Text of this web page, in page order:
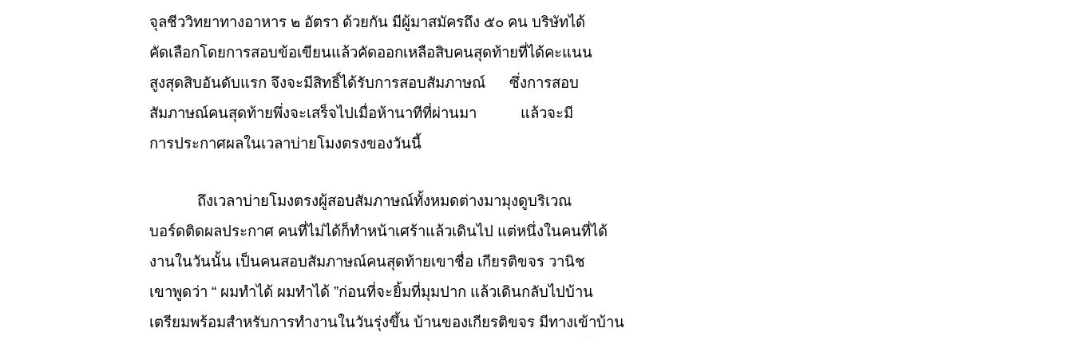
จุลชีววิทยาทางอาหาร ๒ อัตรา ด้วยกัน มีผู้มาสมัครถึง ๕๐ คน บริษัทได้
คัดเลือกโดยการสอบข้อเขียนแล้วคัดออกเหลือสิบคนสุดท้ายที่ได้คะแนน
สูงสุดสิบอันดับแรก จึงจะมีสิทธิ์ได้รับการสอบสัมภาษณ์ ซึ่งการสอบ
สัมภาษณ์คนสุดท้ายพึ่งจะเสร็จไปเมื่อห้านาทีที่ผ่านมา แล้วจะมี
การประกาศผลในเวลาบ่ายโมงตรงของวันนี้
ถึงเวลาบ่ายโมงตรงผู้สอบสัมภาษณ์ทั้งหมดต่างมามุงดูบริเวณ
บอร์ดติดผลประกาศ คนที่ไม่ได้ก็ทำหน้าเศร้าแล้วเดินไป แต่หนึ่งในคนที่ได้
งานในวันนั้น เป็นคนสอบสัมภาษณ์คนสุดท้ายเขาชื่อ เกียรติขจร วานิช
เขาพูดว่า “ ผมทำได้ ผมทำได้ ”ก่อนที่จะยิ้มที่มุมปาก แล้วเดินกลับไปบ้าน
เตรียมพร้อมสำหรับการทำงานในวันรุ่งขึ้น บ้านของเกียรติขจร มีทางเข้าบ้าน